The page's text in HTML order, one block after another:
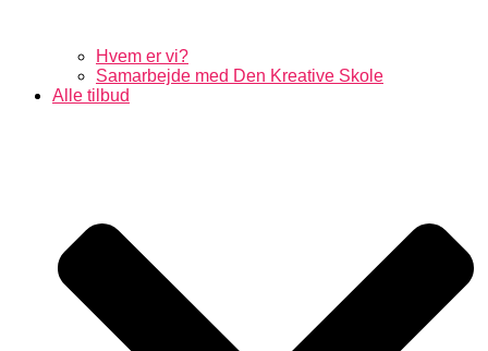
Hvem er vi?
Samarbejde med Den Kreative Skole
Alle tilbud